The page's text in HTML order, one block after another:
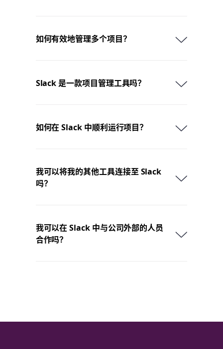
如何有效地管理多个项目？
Slack 是一款项目管理工具吗？
如何在 Slack 中顺利运行项目？
我可以将我的其他工具连接至 Slack
吗？
我可以在 Slack 中与公司外部的人员
合作吗？